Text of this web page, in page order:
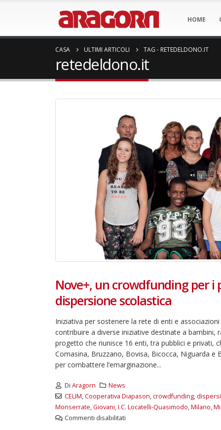
HOME
CASA ULTIMI ARTICOLI TAG - RETEDELDONO.IT
retedeldono.it
Nove+, un crowdfunding per i
dispersione scolastica
Iniziativa per sostenere la rete di enti e
contribuire a diverse iniziative destinate a
progetto che riunisce 16 enti, tra pubblici e privati,
Comasina, Bruzzano, Bovisa, Bicocca, Niguarda e
per combattere l’emarginazione...
Di Aragorn
News
CELIM,Cooperativa Diapason,crowdfunding,
Monserrate,Giovani,I.C. Locatelli-Quasimodo,Milano,
Commenti disabilitati